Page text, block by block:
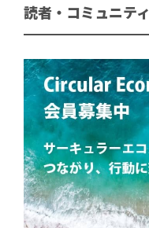
読者・コミュニテ